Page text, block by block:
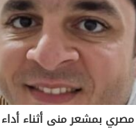
بمشعر منى أثناء